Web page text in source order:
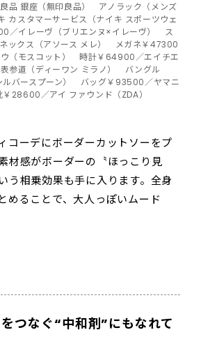
品 銀座（無印良品） アノラック（メンズ
カスタマーサービス（ナイキ スポーツウェ
／イレーヴ（ブリエンヌ×イレーヴ） ス
ックス（アソース メレ） メガネ￥47300
ウ（モスコット） 時計￥64900／エイチエ
参道（ディーワン ミラノ） バングル
ルバースプーン） バッグ￥93500／ヤマニ
28600／アイ ファウンド（ZDA）
コーデにボーダーカットソーをプ
材感がボーダーの〝ほっこり見
う相乗効果も手に入ります。全身
めることで、大人っぽいムード
つなぐ“中和剤”にもなれて